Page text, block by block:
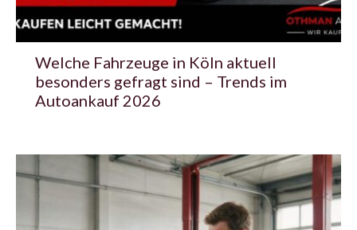
Welche Fahrzeuge in Köln aktuell
besonders gefragt sind – Trends im
Autoankauf 2026